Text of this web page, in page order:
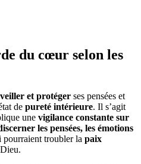
du cœur selon les
et protéger ses pensées et
de pureté intérieure. Il s’agit
une vigilance constante sur
les pensées, les émotions
pourraient troubler la paix